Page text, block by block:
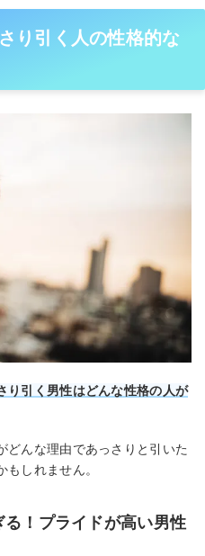
り引く人の性格的な
り引く男性はどんな性格の人が
どんな理由であっさりと引いた
しれません。
！プライドが高い男性